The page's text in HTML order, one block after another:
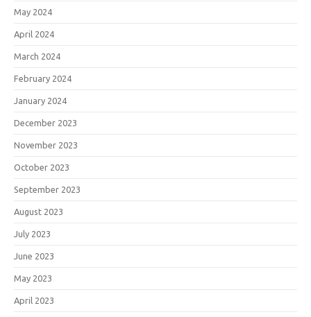
May 2024
April 2024
March 2024
February 2024
January 2024
December 2023
November 2023
October 2023
September 2023
August 2023
July 2023
June 2023
May 2023
April 2023